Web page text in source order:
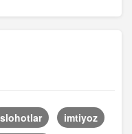
imtiyoz